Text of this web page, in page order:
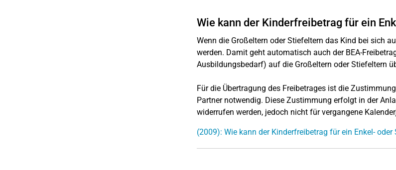
Wie kann der Kinderfreibetrag für ein
Wenn die Großeltern oder Stiefeltern das Kind bei sich
werden. Damit geht automatisch auch der BEA-
Ausbildungsbedarf) auf die Großeltern oder Stiefeltern
Für die Übertragung des Freibetrages ist die
Partner notwendig. Diese Zustimmung erfolgt in der
widerrufen werden, jedoch nicht für vergangene
(2009): Wie kann der Kinderfreibetrag für ein Enkel-